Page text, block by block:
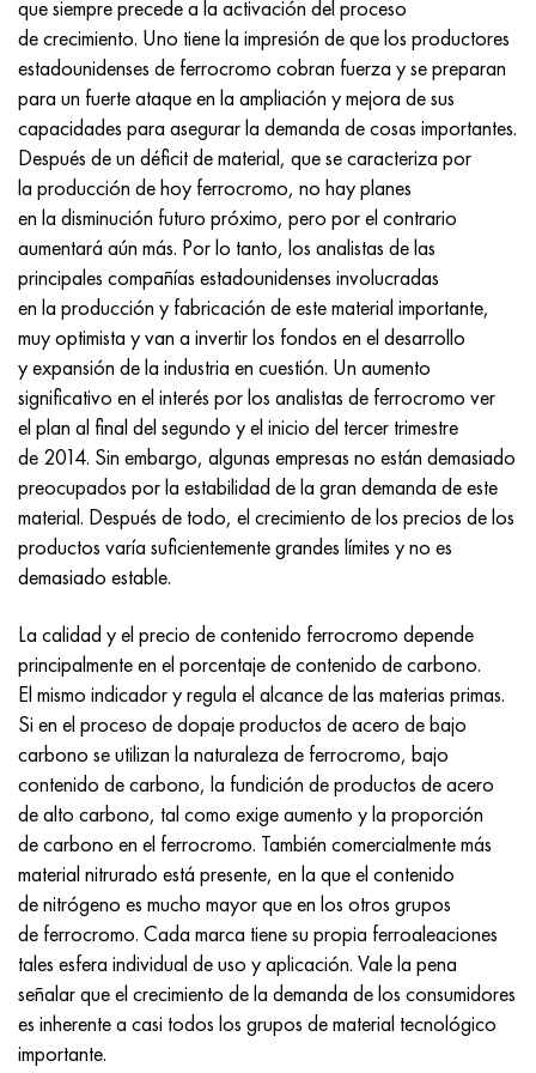
que siempre precede a la activación del proceso
de crecimiento. Uno tiene la impresión de que los productores
estadounidenses de ferrocromo cobran fuerza y ​​se preparan
para un fuerte ataque en la ampliación y mejora de sus
capacidades para asegurar la demanda de cosas importantes.
Después de un déficit de material, que se caracteriza por
la producción de hoy ferrocromo, no hay planes
en la disminución futuro próximo, pero por el contrario
aumentará aún más. Por lo tanto, los analistas de las
principales compañías estadounidenses involucradas
en la producción y fabricación de este material importante,
muy optimista y van a invertir los fondos en el desarrollo
y expansión de la industria en cuestión. Un aumento
significativo en el interés por los analistas de ferrocromo ver
el plan al final del segundo y el inicio del tercer trimestre
de 2014. Sin embargo, algunas empresas no están demasiado
preocupados por la estabilidad de la gran demanda de este
material. Después de todo, el crecimiento de los precios de los
productos varía suficientemente grandes límites y no es
demasiado estable.
La calidad y el precio de contenido ferrocromo depende
principalmente en el porcentaje de contenido de carbono.
El mismo indicador y regula el alcance de las materias primas.
Si en el proceso de dopaje productos de acero de bajo
carbono se utilizan la naturaleza de ferrocromo, bajo
contenido de carbono, la fundición de productos de acero
de alto carbono, tal como exige aumento y la proporción
de carbono en el ferrocromo. También comercialmente más
material nitrurado está presente, en la que el contenido
de nitrógeno es mucho mayor que en los otros grupos
de ferrocromo. Cada marca tiene su propia ferroaleaciones
tales esfera individual de uso y aplicación. Vale la pena
señalar que el crecimiento de la demanda de los consumidores
es inherente a casi todos los grupos de material tecnológico
importante.
Inconel 693
Inconel 706
Inconel 718
Inconel 725
Inconel 738
Inconel 792
InconelX750
Inconel HX
Incotherm
Jette M152
Cobalto 6B
maraging 250
René 41
Maraging 300
Maraging 350
MP35N
40KHNM
Aleación 40HNYU-VI
Aleación 42N, Invar
aleación
42NKhTYu
44NKhTYu
Aleación 45N
45НХТ
47ND
49KF
49K2F, 49K2FA-VI
Aleación 50N
Aleación 50NP
50NHS
Aleación 52N
52K12F
KhN56MVKYU
KhN56MVTYu
XN56MBYUD
ХН58В
XN60VMTYUR
XH60VT
XH60M
XN60YU
HN62VMYUT
HN63MB
XN65VM
KhN65VMTYu
KhN67MVTYu
KhN68VKTYU
KhN68VMTYUK-vd
KhN70VMTYu
VT-14
VT-16
VT18, VT18U
BT20
VT20-1 sv
VT20-2 sv
BT22
VT-23
VT-35
PT-3V
PT-7M
2B
SPT-2 sv
A LAS 3
3M
TL3
Ti-6Al-6V-2Sn
Ti-6Al-2Sn-4Zr-2Mo
Ti-6Al-2Sn-4Zr-6Mo
Ti-8Al-1Mo-1V
Ti-10V-2Fe-3Al
Ti-15V-3Cr-3Sn-3Al
Aleaciones de titanio alfa-beta
Aleación de níquel y titanio
1.4910 - AISI 316Ln
1.4919-asi 316h
Aleación 1.4922
Aleación 1.4923
Aleación 286 - 1.4944
Aisi 347H - 1.4961
Aleación A-286
Tubo resistente al calor resistente al calor
Aleación 1.4418
1.4429 - AISI 316Ln
Aleación 1.4430
Aleación 1.4432
Aleación 1.4435
Aleación 1.4436
1.4438 - AISI 317L
1.4439 - AISI 317LMn
1.4466 - AISI 310MoLn
15-7Ph® - 1.4532
PH 13-8 meses - 1.4534
1.4542 - 17-4Ph®
Custom 455® - 1.4543 - uns s45500
1.4545 - 15-5Ph®
1.4548 - 17-4Ph®
1.4550 - AISI 347
1.4008 - AISI 414
1.4512 - AISI 409
08Х17Н15М3Т
08X18N12B
08Х21Н6М2Т
09x14n19v2br
10X11H20T2R
10x11n20t3r
10х11н23т3мр
10H14G14N4T
10X17H13M3T
11X11N2V2MF
12Х18Н9Т
13X11N2V2MF
15x11mf
15х12vnmf
15Х12Н2MVFAB
15X16K5N2MVFAB
C95300, CuAl9
C62300-CuAl10Fe3
C62400-CuAl11Fe3
Bronce de níquel aluminio
c63000, 2.0966, CuAl10Ni5Fe4
c95500, 2.0975, CuAI10Fe5Ni5
C95800, 2.0975, CuAl10Ni
C95520, CuAl11Ni
2,0872, CuNi10Fe1Mn, Cw352h
CW301G, C64200
bronce de silicio
C65500, CuAl11Fe3
C65620, CuSi3Fe2Zn3
C65100, CuSi1.5
Bronce estaño-plomo
c92200, CuSn6Zn4Pb2
Lo70-1, CuZn28Sn1As, c44300
Lo90-1, C41000
Lc40s, CuZn37AI1, C85800
LMC58-2, 2.0572, CuZn40Mn2
LC59-1-1
LAZH60-1-1
LK80-3
C37700, 2.0380, CuZn39Pb2
C38500, 2.0401, CuZn39Pb3
C38010, 2.0402, CuZn40Pb2
C35330, CuZn36Pb2As, cw602n
latón aluminio
CuZn37Mn3Al2PbSi, CuZn40Al2, 2,0550
C68700, CuZn20Al2
C86300, CuZn19Al6
latón rojo
C83600, CuSn5ZnPb
Vak4
Vd1, 1105
Swa5
AlCuMg1, 3.1325
AlCuMg2, 3.1355
18X11MNFB, X22CrMoV12-1
20K, p265gh, st41k
30X3MF, 31CrMoV9
Acero de relajación resistente al calor
30XM, 25CrMo4, 1.7218
25X1MF, 21CrMoV5-7
25X2M1F, 24CrMoV5-5
35XM, 34CrMo4
Acero estructural de baja aleación
09G2S, 13mn6, 09g2s
14G2, 17mn4, p295gh
16g, 15ga
16G2AF, p460n, s420n
17G1S, s355j2g3
17G1S-U, St52-3, s355j0
35G2, 35s20
45G2, 45g2, AISI 1144
10g2, 10g2, AISI 1513
12X2H4A, 15NiCr13, 1.5752
AC14, 11SMnPb30
20G, 20mn5
20XH3A, AISI 4320, 20hn3a
20HM, 24CrMo5, 20hm
25KhGM, 20CrMo5, 1.7264
6XS, 60MnSi4, 6h
9ХВГ, 100MnCrW4
X6VF, X100CrMoV5-1, 1.2363
X12, X210Cr12, 1.2080
X12M, X165CrMoV12, 1.2601
Kh12MF, K110, Acero D2
X12F1, X155CrVMo12-1, Nc11Lv
corte rápido
Р6М5, 1.3343, hs6-5-2, sw7m
R6M5F3, 1.3344, hs6-5-3
9М4К8,1.3207
R12F3, 1.3318, sw12
P18, 1,3355, hs18-0-1, sw18
Acero carbono
10,1.1645, C105W1
11G12, 110G13L, X120Mn12